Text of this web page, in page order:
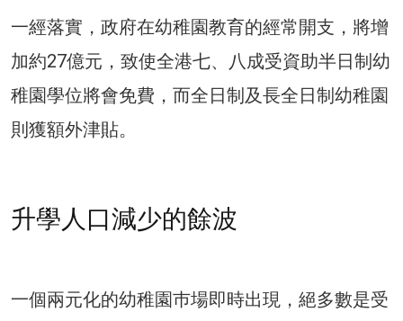
一經落實，政府在幼稚園教育的經常開支，將增
加約27億元，致使全港七、八成受資助半日制幼
稚園學位將會免費，而全日制及長全日制幼稚園
則獲額外津貼。
升學人口減少的餘波
一個兩元化的幼稚園巿場即時出現，絕多數是受